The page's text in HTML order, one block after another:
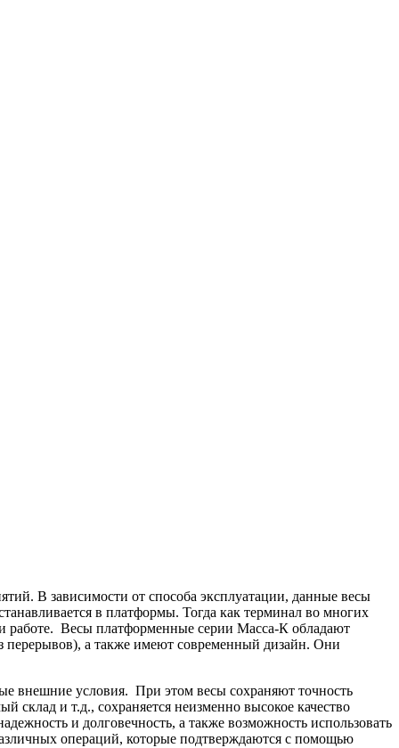
В зависимости от способа эксплуатации, данные весы
в платформы. Тогда как терминал во многих
работе. Весы платформенные серии Масса-К обладают
а также имеют современный дизайн. Они
внешние условия. При этом весы сохраняют точность
склад и т.д., сохраняется неизменно высокое качество
и долговечность, а также возможность использовать
операций, которые подтверждаются с помощью